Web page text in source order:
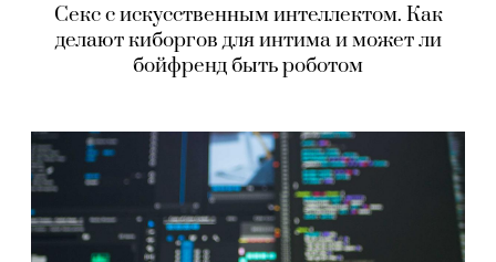
Секс с искусственным интеллектом. Как
делают киборгов для интима и может ли
бойфренд быть роботом